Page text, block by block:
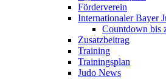
Förderverein
Internationaler Bayer
Countdown bis
Zusatzbeitrag
Training
Trainingsplan
Judo News